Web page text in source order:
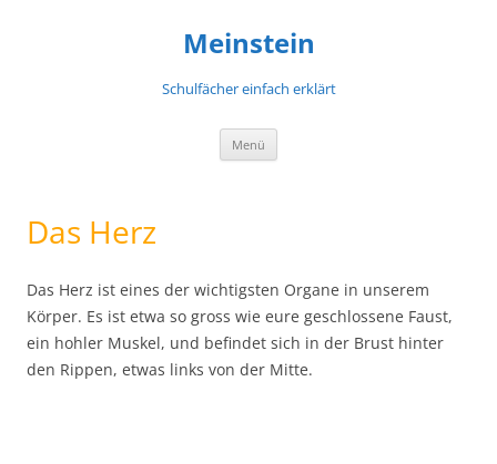
Meinstein
Schulfächer einfach erklärt
Menü
Das Herz
Das Herz ist eines der wichtigsten Organe in unserem
Körper. Es ist etwa so gross wie eure geschlossene Faust,
ein hohler Muskel, und befindet sich in der Brust hinter
den Rippen, etwas links von der Mitte.